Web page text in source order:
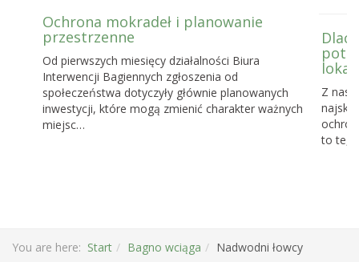
Ochrona mokradeł i planowanie
przestrzenne
Od pierwszych miesięcy działalności Biura
Interwencji Bagiennych zgłoszenia od
społeczeństwa dotyczyły głównie planowanych
inwestycji, które mogą zmienić charakter ważnych
miejsc…
Z
to te,
You are here: Start Bagno wciąga Nadwodni łowcy